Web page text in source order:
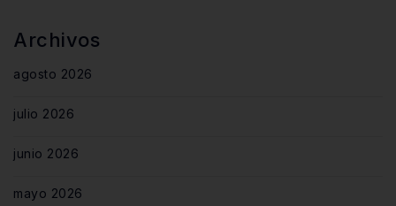
Archivos
agosto 2026
julio 2026
junio 2026
mayo 2026